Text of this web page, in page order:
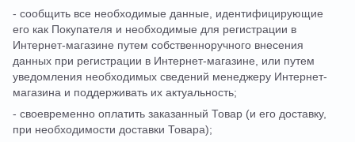
- сообщить все необходимые данные, идентифицирующие
его как Покупателя и необходимые для регистрации в
Интернет-магазине путем собственноручного внесения
данных при регистрации в Интернет-магазине, или путем
уведомления необходимых сведений менеджеру Интернет-
магазина и поддерживать их актуальность;
- своевременно оплатить заказанный Товар (и его доставку,
при необходимости доставки Товара);